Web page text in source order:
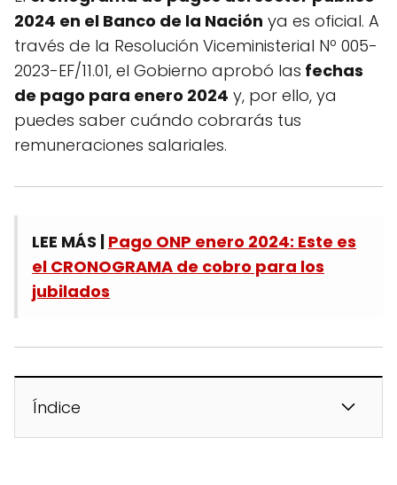
2024 en el Banco de la Nación ya es oficial. A
través de la Resolución Viceministerial Nº 005-
2023-EF/11.01, el Gobierno aprobó las fechas
de pago para enero 2024 y, por ello, ya
puedes saber cuándo cobrarás tus
remuneraciones salariales.
LEE MÁS | Pago ONP enero 2024: Este es
el CRONOGRAMA de cobro para los
jubilados
Índice